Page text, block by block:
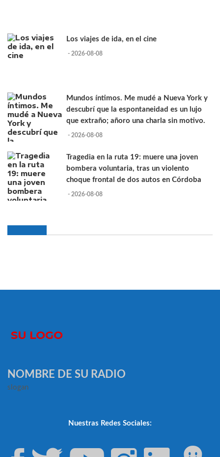
Los viajes de ida, en el cine
- 2026-08-08
Mundos íntimos. Me mudé a Nueva York y
descubrí que la espontaneidad es un lujo
que extraño; añoro una charla sin motivo.
- 2026-08-08
Tragedia en la ruta 19: muere una joven
bombera voluntaria, tras un violento
choque frontal de dos autos en Córdoba
- 2026-08-08
NOMBRE DE SU RADIO
slogan
Nuestras Redes Sociales: